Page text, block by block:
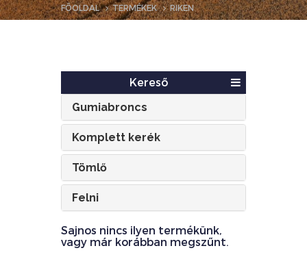
FŐOLDAL TERMÉKEK RIKEN
Kereső
Gumiabroncs
Komplett kerék
Tömlő
Felni
Sajnos nincs ilyen termékünk,
vagy már korábban megszűnt.